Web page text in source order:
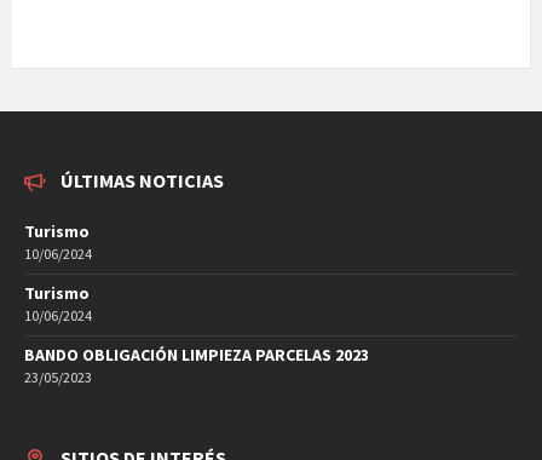
ÚLTIMAS NOTICIAS
Turismo
10/06/2024
Turismo
10/06/2024
BANDO OBLIGACIÓN LIMPIEZA PARCELAS 2023
23/05/2023